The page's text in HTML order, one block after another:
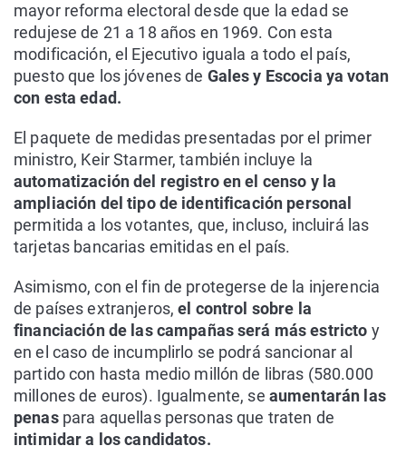
mayor reforma electoral desde que la edad se
redujese de 21 a 18 años en 1969. Con esta
modificación, el Ejecutivo iguala a todo el país,
puesto que los jóvenes de Gales y Escocia ya votan
con esta edad.
El paquete de medidas presentadas por el primer
ministro, Keir Starmer, también incluye la
automatización del registro en el censo y la
ampliación del tipo de identificación personal
permitida a los votantes, que, incluso, incluirá las
tarjetas bancarias emitidas en el país.
Asimismo, con el fin de protegerse de la injerencia
de países extranjeros,el control sobre la
financiación de las campañas será más estricto y
en el caso de incumplirlo se podrá sancionar al
partido con hasta medio millón de libras (580.000
millones de euros). Igualmente, se aumentarán las
penas para aquellas personas que traten de
intimidar a los candidatos.